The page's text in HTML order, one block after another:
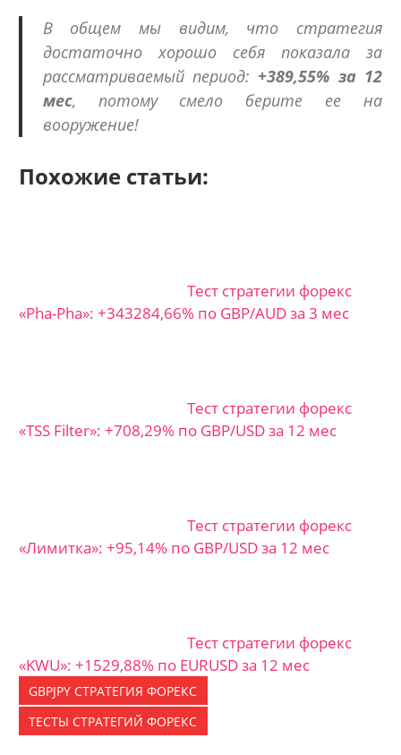
В общем мы видим, что стратегия
достаточно хорошо себя показала за
рассматриваемый период: +389,55% за 12
мес, потому смело берите ее на
вооружение!
Похожие статьи:
Тест стратегии форекс
«Pha-Pha»: +343284,66% по GBP/AUD за 3 мес
Тест стратегии форекс
«TSS Filter»: +708,29% по GBP/USD за 12 мес
Тест стратегии форекс
«Лимитка»: +95,14% по GBP/USD за 12 мес
Тест стратегии форекс
«KWU»: +1529,88% по EURUSD за 12 мес
GBPJPY СТРАТЕГИЯ ФОРЕКС
ТЕСТЫ СТРАТЕГИЙ ФОРЕКС